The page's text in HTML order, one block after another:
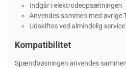
Indgår i elektrodeopsætningen
Anvendes sammen med øvrige
Udskiftes ved almindelig service
Kompatibilitet
Spændbøsningen anvendes